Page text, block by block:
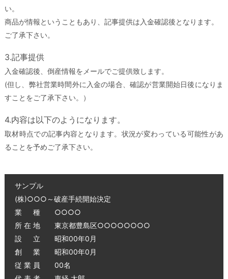
い。
商品が情報ということもあり、記事提供は入金確認後となります。
ご了承下さい。
3.記事提供
入金確認後、倒産情報をメールでご提供致します。
(但し、弊社営業時間外に入金の場合、確認が営業開始日後になりま
すことをご了承下さい。）
4.内容は以下のようになります。
取材時点での記事内容となります。状況が変わっている可能性があ
ることを予めご了承下さい。
サンプル
(株)○○○～破産手続開始決定
業 種 ○○○○
所 在 地 東京都豊島区○○○○○○○○
設 立 昭和00年0月
創 業 昭和00年0月
従 業 員 00名